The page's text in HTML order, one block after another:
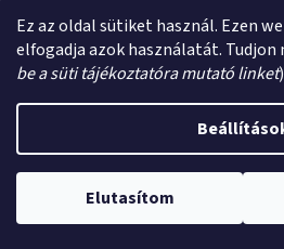
Ez az oldal sütiket használ. Ezen
elfogadja azok használatát.
be a süti tájékoztatóra mutató linket
Elutasítom
Copyright 2026VULPIROKA.HU.
beállítások